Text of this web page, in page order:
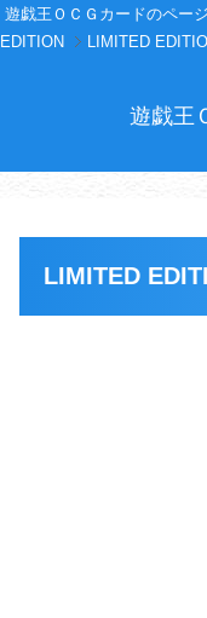
遊戯王ＯＣＧカードのページ
EDITION
LIMITED
遊戯王
LIMITED